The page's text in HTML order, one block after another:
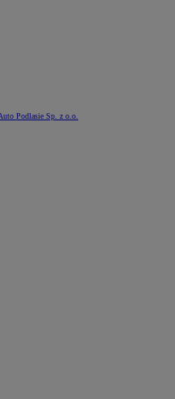
Podlasie Sp. z o.o.